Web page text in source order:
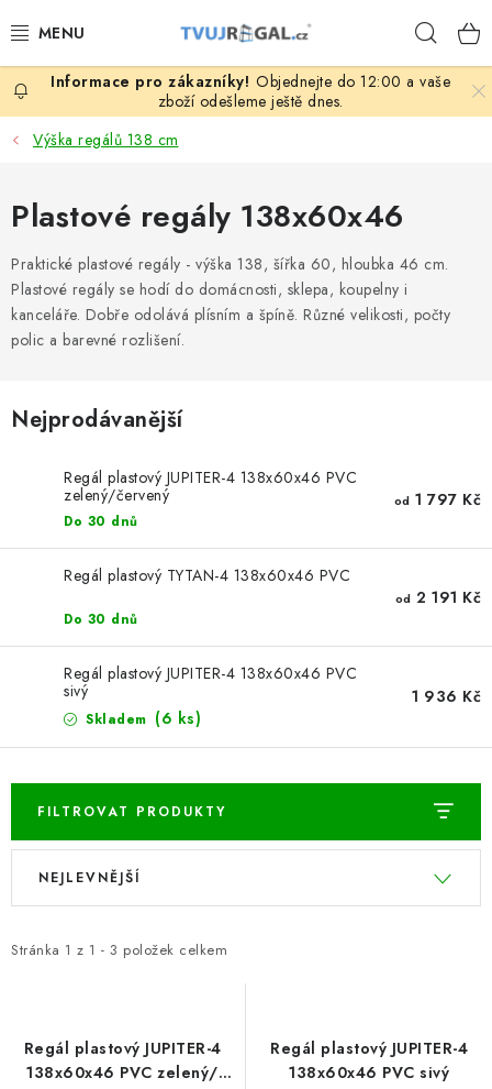
na
ZBOŽÍ ZA NÁKUPNÍ CENY
REGÁLY PODLE ROZMĚRŮ MATERIÁLU A SÉRIÍ
NEREZOVÉ A GASTRO PRODUKTY
KOVOVÉ STOLOVÉ NOHY
ZAHRADA, OKOLÍ DOMU
FIRMA, GARÁŽ, DÍLNA, SKLEP
ŽEBŘÍKY SCHŮDKY A LEŠENÍ
PARKOVACÍ BLOKÁDY
AKCE A SLEVY
NOVINKY
HODNOCENÍ OBCHODU
ČASTO KLADENÉ DOTAZY
B2B - VELKOOBCHOD
KONTAKTY
Kontakty Hodnocení obchodu
Reklamace zboží
Objednejte do 12:00 a vaše
zboží odešleme ještě dnes.
Výška regálů 138 cm
Plastové regály 138x60x46
Praktické plastové regály - výška 138, šířka 60, hloubka 46 cm.
Plastové regály se hodí do domácnosti, sklepa, koupelny i
kanceláře. Dobře odolává plísním a špíně. Různé velikosti, počty
polic a barevné rozlišení.
Nejprodávanější
Regál plastový JUPITER-4 138x60x46 PVC
zelený/červený
Do 30 dnů
od 1 797 Kč
Regál plastový TYTAN-4 138x60x46 PVC
Do 30 dnů
od 2 191 Kč
Regál plastový JUPITER-4 138x60x46 PVC
sivý
Skladem (6 ks)
1 936 Kč
FILTROVAT PRODUKTY
V
i
Stránka 1 z 1 - 3 položek celkem
Ř
e
p
NEJLEVNĚJŠÍ
Regál plastový JUPITER-4
138x60x46 PVC zelený/
Regál plastový JUPITER-4
138x60x46 PVC sivý